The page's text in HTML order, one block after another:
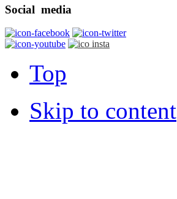
Social media
Top
Skip to content